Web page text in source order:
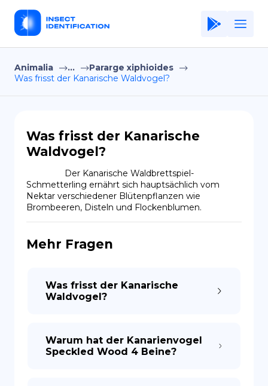
Home
Application
Terms of Use
Privacy Policy
DE
EN
Copiright © Niro ID
Animalia ...
Pararge xiphioides
Was frisst der Kanarische Waldvogel?
Was frisst der Kanarische
Waldvogel?
Schmetterling ernährt sich hauptsächlich vom
Nektar verschiedener Blütenpflanzen wie
Brombeeren, Disteln und Flockenblumen.
Mehr Fragen
Was frisst der Kanarische
Waldvogel?
Warum hat der Kanarienvogel
Speckled Wood 4 Beine?